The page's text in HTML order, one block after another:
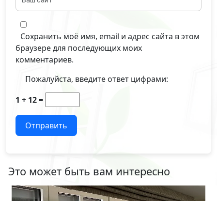
Сохранить моё имя, email и адрес сайта в этом
браузере для последующих моих
комментариев.
Пожалуйста, введите ответ цифрами:
1 + 12 =
Отправить
Это может быть вам интересно